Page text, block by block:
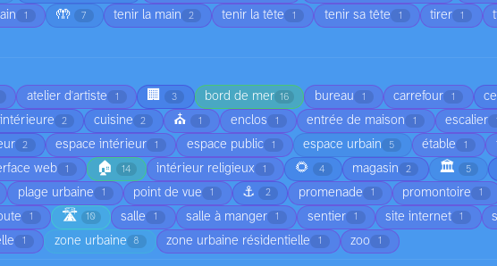
1 🤲 7 tenir la main 2 tenir la tête 1 tenir sa tête 1 tirer 1
atelier d'artiste 1 🏢 3 bord de mer 16 bureau 1 carrefour 1
2 cuisine 2 ⛪ 1 enclos 1 entrée de maison 1 escalier
2 espace intérieur 1 espace public 1 espace urbain 5 étable 1
web 1 🏠 14 intérieur religieux 1 🌻 4 magasin 2 🏛️ 5
plage urbaine 1 point de vue 1 ⚓ 2 promenade 1 promontoire 1
1 🛣️ 10 salle 1 salle à manger 1 sentier 1 site internet 1
1 zone urbaine 8 zone urbaine résidentielle 1 zoo 1